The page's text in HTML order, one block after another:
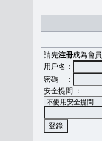
請先注冊成為會員
用戶名：
密碼 ：
安全提問 ：